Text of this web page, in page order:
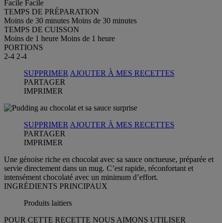
Facile Facile
TEMPS DE PRÉPARATION
Moins de 30 minutes Moins de 30 minutes
TEMPS DE CUISSON
Moins de 1 heure Moins de 1 heure
PORTIONS
2-4 2-4
SUPPRIMER AJOUTER À MES RECETTES
PARTAGER
IMPRIMER
SUPPRIMER AJOUTER À MES RECETTES
PARTAGER
IMPRIMER
Une génoise riche en chocolat avec sa sauce onctueuse, préparée et
servie directement dans un mug. C’est rapide, réconfortant et
intensément chocolaté avec un minimum d’effort.
INGRÉDIENTS PRINCIPAUX
Produits laitiers
POUR CETTE RECETTE NOUS AIMONS UTILISER